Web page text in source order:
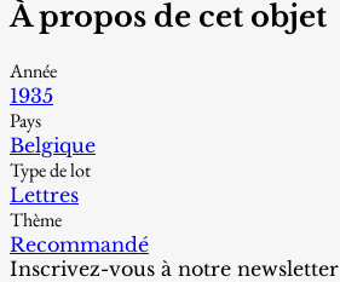
À propos de cet objet
Année
1935
Pays
Belgique
Type de lot
Lettres
Thème
Recommandé
Inscrivez-vous à notre newsletter